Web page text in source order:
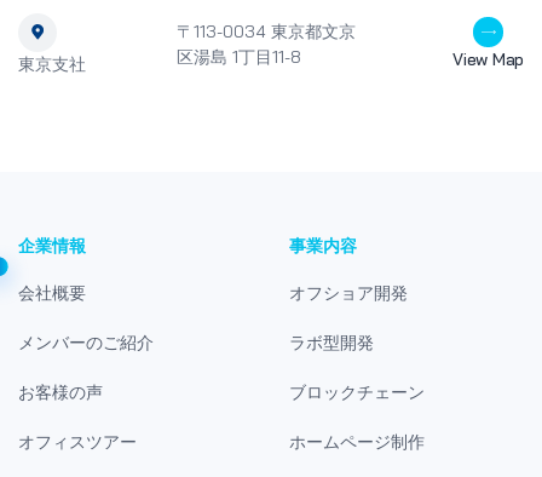
東京支社
〒113-0034 東京都文京
区湯島 1丁目11-8
View Map
企業情報
会社概要
メンバーのご紹介
お客様の声
オフィスツアー
事業内容
オフショア開発
ラボ型開発
ブロックチェーン
ホームページ制作